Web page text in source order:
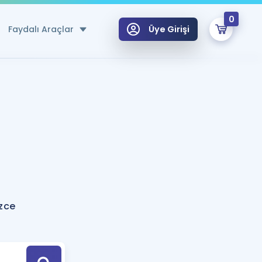
Faydalı Araçlar
Hesaplama Aracı
için Öneriler
Tek Takvimde
Üye Girişi
0